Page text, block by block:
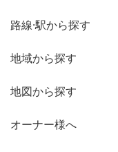
路線·駅から探す
地域から探す
地図から探す
オーナー様へ